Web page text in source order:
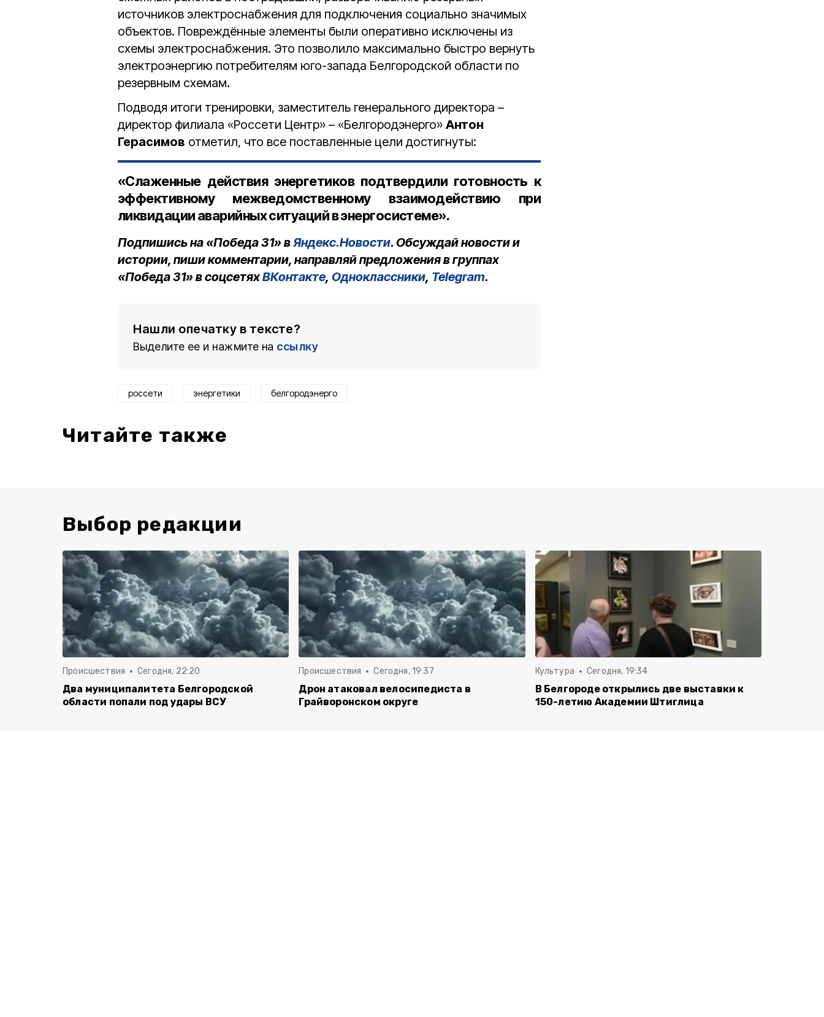
источников электроснабжения для подключения социально значимых
объектов. Повреждённые элементы были оперативно исключены из
схемы электроснабжения. Это позволило максимально быстро вернуть
электроэнергию потребителям юго-запада Белгородской области по
резервным схемам.
Подводя итоги тренировки, заместитель генерального директора –
директор филиала «Россети Центр» – «Белгородэнерго» Антон
Герасимов отметил, что все поставленные цели достигнуты:
«Слаженные действия энергетиков подтвердили готовность к
эффективному межведомственному взаимодействию при
ликвидации аварийных ситуаций в энергосистеме».
Подпишись на «Победа 31» вЯндекс.Новости. Обсуждай новости и
истории, пиши комментарии, направляй предложения в группах
«Победа 31» в соцсетяхВКонтакте, Одноклассники, Telegram.
Нашли опечатку в тексте?
Выделите ее и нажмите на ссылку
россети энергетики белгородэнерго
Читайте также
Выбор редакции
Происшествия Сегодня, 22:20
Два муниципалитета Белгородской
области попали под удары ВСУ
Происшествия Сегодня, 19:37
Дрон атаковал велосипедиста в
Грайворонском округе
Культура Сегодня, 19:34
В Белгороде открылись две выставки к
150-летию Академии Штиглица